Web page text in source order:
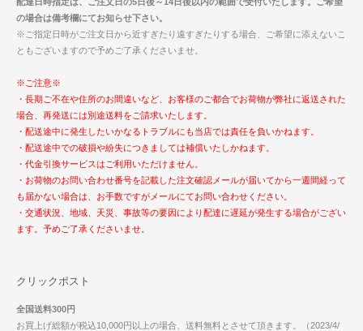
の場合は備考欄にてお知らせ下さい。
※ご指定日時がご注文日から近すぎたり遠すぎたりする場合、ご希望に添えないこ
ともございますので予めご了承くださいませ。
※ご注意※
・長期ご不在や住所のお間違いなど、お客様のご都合でお荷物が弊社に返送された
場合、再発送には別途送料をご請求いたします。
・配送途中に発生したいかなるトラブルにも当店では責任を負いかねます。
・配送途中での破損や紛失につきましては補償いたしかねます。
・代金引換サービスはご利用いただけません。
・お荷物のお問い合わせ番号を記載した注文確認メールが届いてから一週間経って
も届かない場合は、お手数ですがメールにてお問い合わせください。
・交通状況、地域、天災、事故等の要因により配達に遅延が発生する場合がござい
ます。予めご了承くださいませ。
クリックポスト
全国送料300円
お買上げ総額が税込10,000円以上の場合、送料無料とさせて頂きます。（2023/4/